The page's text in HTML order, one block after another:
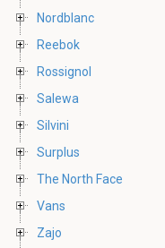
Nordblanc
Reebok
Rossignol
Salewa
Silvini
Surplus
The North Face
Vans
Zajo